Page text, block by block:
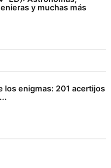
y muchas más
los enigmas: 201 acertijos